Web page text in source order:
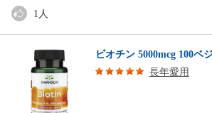
1 人
ビオチン 5000mcg 100ベ
長年愛用